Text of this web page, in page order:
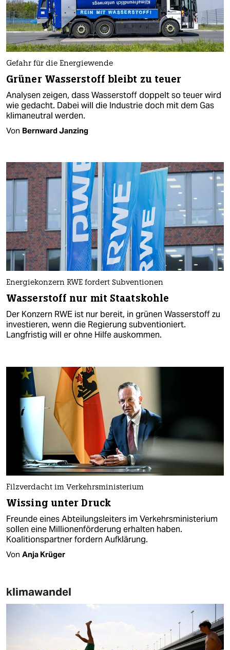
Gefahr für die Energiewende
Grüner Wasserstoff bleibt zu teuer
Analysen zeigen, dass Wasserstoff doppelt so teuer wird
wie gedacht. Dabei will die Industrie doch mit dem Gas
klimaneutral werden.
Von Bernward Janzing
Energiekonzern RWE fordert Subventionen
Wasserstoff nur mit Staatskohle
Der Konzern RWE ist nur bereit, in grünen Wasserstoff zu
investieren, wenn die Regierung subventioniert.
Langfristig will er ohne Hilfe auskommen.
Filzverdacht im Verkehrsministerium
Wissing unter Druck
Freunde eines Abteilungsleiters im Verkehrsministerium
sollen eine Millionenförderung erhalten haben.
Koalitionspartner fordern Aufklärung.
Von Anja Krüger
klimawandel